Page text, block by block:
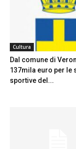
Cultura
Dal comune di
137mila euro per le
sportive del...